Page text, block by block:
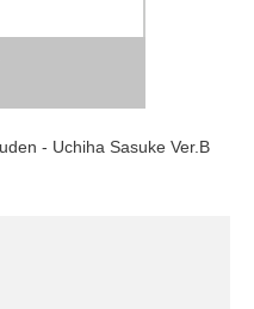
- Uchiha Sasuke Ver.B